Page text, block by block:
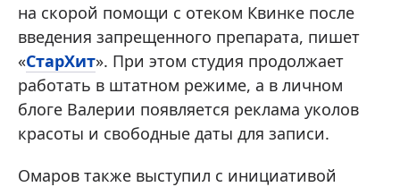
на скорой помощи с отеком Квинке после
введения запрещенного препарата, пишет
«СтарХит». При этом студия продолжает
работать в штатном режиме, а в личном
блоге Валерии появляется реклама уколов
красоты и свободные даты для записи.
Омаров также выступил с инициативой